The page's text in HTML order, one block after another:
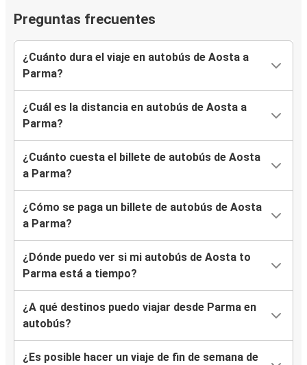
Preguntas frecuentes
¿Cuánto dura el viaje en autobús de Aosta a
Parma?
¿Cuál es la distancia en autobús de Aosta a
Parma?
¿Cuánto cuesta el billete de autobús de Aosta
a Parma?
¿Cómo se paga un billete de autobús de Aosta
a Parma?
¿Dónde puedo ver si mi autobús de Aosta to
Parma está a tiempo?
¿A qué destinos puedo viajar desde Parma en
autobús?
¿Es posible hacer un viaje de fin de semana de